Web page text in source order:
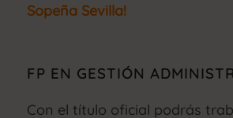
Sopeña Sevilla!
FP EN GESTIÓN
Con el título oficial podrás